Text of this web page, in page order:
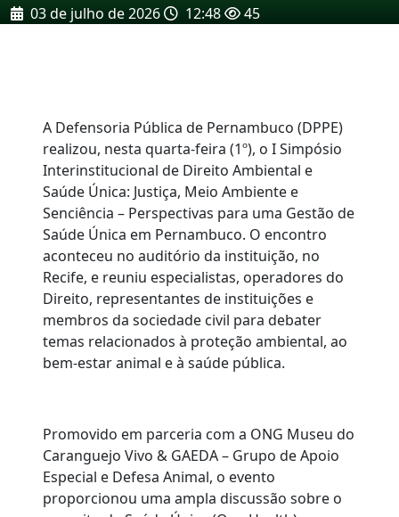
03 de julho de 2026 12:48 45
A Defensoria Pública de Pernambuco (DPPE)
realizou, nesta quarta-feira (1º), o I Simpósio
Interinstitucional de Direito Ambiental e
Saúde Única: Justiça, Meio Ambiente e
Senciência – Perspectivas para uma Gestão de
Saúde Única em Pernambuco. O encontro
aconteceu no auditório da instituição, no
Recife, e reuniu especialistas, operadores do
Direito, representantes de instituições e
membros da sociedade civil para debater
temas relacionados à proteção ambiental, ao
bem-estar animal e à saúde pública.
Promovido em parceria com a ONG Museu do
Caranguejo Vivo & GAEDA – Grupo de Apoio
Especial e Defesa Animal, o evento
proporcionou uma ampla discussão sobre o